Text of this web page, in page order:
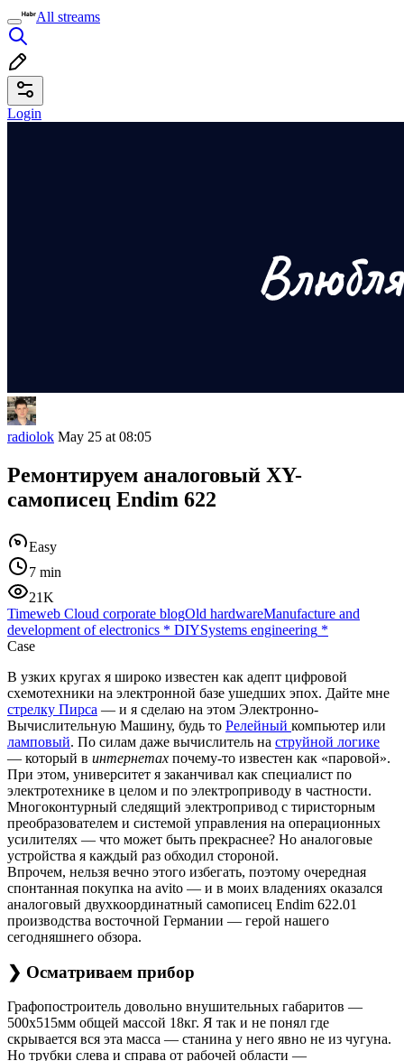
All streams
Login
radiolok May 25 at 08:05
Ремонтируем аналоговый XY-
самописец Endim 622
Easy
7 min
21K
Timeweb Cloud corporate blogOld hardwareManufacture and
development of electronics * DIYSystems engineering *
Case
В узких кругах я широко известен как адепт цифровой
схемотехники на электронной базе ушедших эпох. Дайте мне
стрелку Пирса — и я сделаю на этом Электронно-
Вычислительную Машину, будь то Релейный компьютер или
ламповый. По силам даже вычислитель на струйной логике
— который в интернетах почему-то известен как «паровой».
При этом, университет я заканчивал как специалист по
электротехнике в целом и по электроприводу в частности.
Многоконтурный следящий электропривод с тиристорным
преобразователем и системой управления на операционных
усилителях — что может быть прекраснее? Но аналоговые
устройства я каждый раз обходил стороной.
Впрочем, нельзя вечно этого избегать, поэтому очередная
спонтанная покупка на avito — и в моих владениях оказался
аналоговый двухкоординатный самописец Endim 622.01
производства восточной Германии — герой нашего
сегодняшнего обзора.
❯ Осматриваем прибор
Графопостроитель довольно внушительных габаритов —
500х515мм общей массой 18кг. Я так и не понял где
скрывается вся эта масса — станина у него явно не из чугуна.
Но трубки слева и справа от рабочей области —